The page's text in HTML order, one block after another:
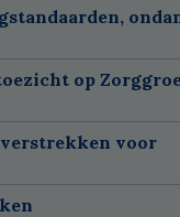
op
voor